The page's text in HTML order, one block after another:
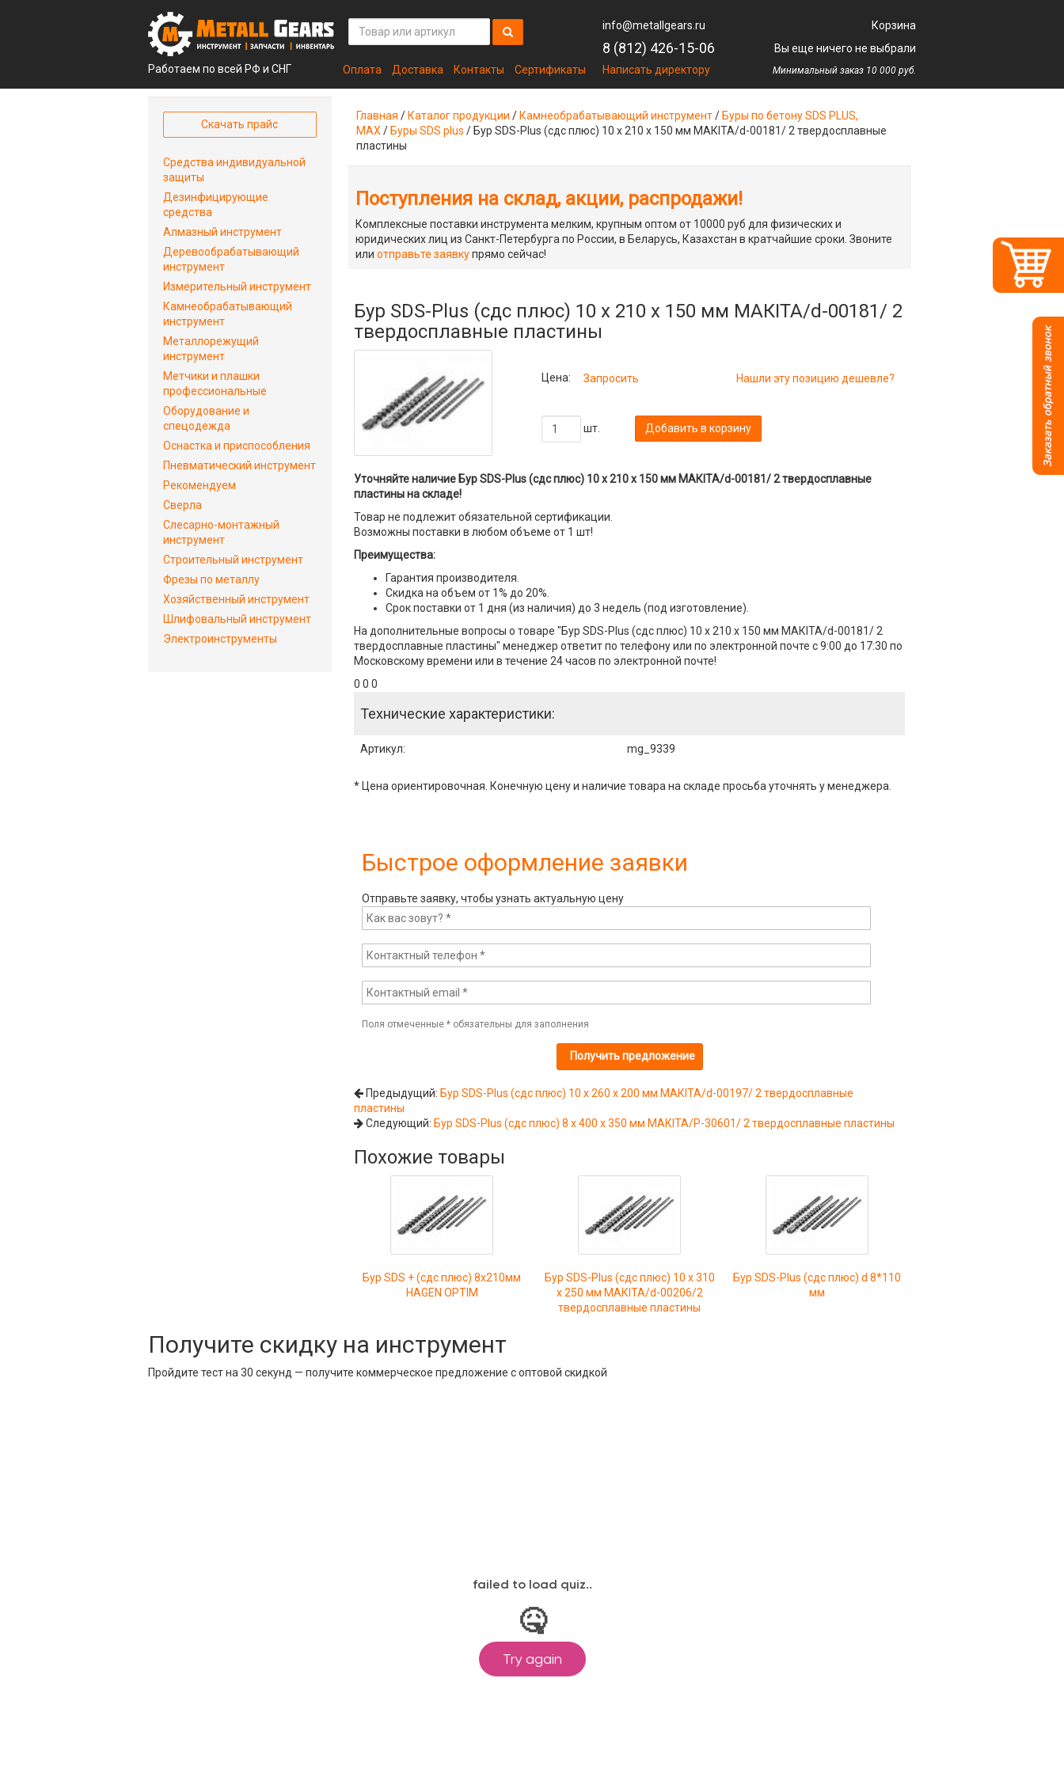
Работаем по всей РФ и СНГ Оплата Доставка Контакты Сертификаты
info@metallgears.ru
8 (812) 426-15-06
Написать директору
Корзина
Вы еще ничего не выбрали
Минимальный заказ 10 000 руб.
Главная / Каталог продукции / Камнеобрабатывающий инструмент/ Буры по бетону SDS PLUS,
MAX / Буры SDS plus / Бур SDS-Plus (сдс плюс) 10 х 210 х 150 мм МАКIТА/d-00181/ 2 твердосплавные
пластины
Поступления на склад, акции, распродажи!
Комплексные поставки инструмента мелким, крупным оптом от 10000 руб для физических и
юридических лиц из Санкт-Петербурга по России, в Беларусь, Казахстан в кратчайшие сроки. Звоните
или отправьте заявкупрямо сейчас!
Бур SDS-Plus (сдс плюс) 10 х 210 х 150 мм МАКIТА/d-00181/ 2
твердосплавные пластины
Цена: Запросить Нашли эту позицию дешевле?
шт. Добавить в корзину
Уточняйте наличие Бур SDS-Plus (сдс плюс) 10 х 210 х 150 мм МАКIТА/d-00181/ 2 твердосплавные
пластины на складе!
Товар не подлежит обязательной сертификации.
Возможны поставки в любом объеме от 1 шт!
Преимущества:
Гарантия производителя.
Скидка на объем от 1% до 20%.
Срок поставки от 1 дня (из наличия) до 3 недель (под изготовление).
На дополнительные вопросы о товаре "Бур SDS-Plus (сдс плюс) 10 х 210 х 150 мм МАКIТА/d-00181/ 2
твердосплавные пластины" менеджер ответит по телефону или по электронной почте с 9:00 до 17:30 по
Московскому времени или в течение 24 часов по электронной почте!
0 0 0
Технические характеристики:
Артикул: mg_9339
* Цена ориентировочная. Конечную цену и наличие товара на складе просьба уточнять у менеджера.
Быстрое оформление заявки
Отправьте заявку, чтобы узнать актуальную цену
Поля отмеченные *обязательны для заполнения
Предыдущий: Бур SDS-Plus (сдс плюс) 10 х 260 х 200 мм МАКIТА/d-00197/ 2 твердосплавные
пластины
Следующий: Бур SDS-Plus (сдс плюс) 8 х 400 х 350 мм МАКIТА/P-30601/ 2 твердосплавные пластины
Похожие товары
Бур SDS + (сдс плюс) 8х210мм
HAGEN OPTIM
Бур SDS-Plus (сдс плюс) 10 х 310
х 250 мм МАКIТА/d-00206/2
твердосплавные пластины
Бур SDS-Plus (сдс плюс) d 8*110
мм
Скачать прайс
Средства индивидуальной
защиты
Дезинфицирующие
средства
Алмазный инструмент
Деревообрабатывающий
инструмент
Измерительный инструмент
Камнеобрабатывающий
инструмент
Металлорежущий
инструмент
Метчики и плашки
профессиональные
Оборудование и
спецодежда
Оснастка и приспособления
Пневматический инструмент
Рекомендуем
Сверла
Слесарно-монтажный
инструмент
Строительный инструмент
Фрезы по металлу
Хозяйственный инструмент
Шлифовальный инструмент
Электроинструменты
Получите скидку на инструмент
Пройдите тест на 30 секунд — получите коммерческое предложение с оптовой скидкой